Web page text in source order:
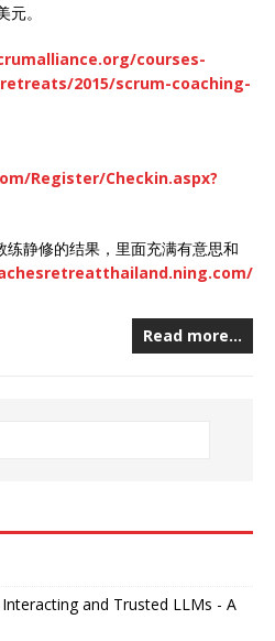
。
courses-
2015/scrum-coaching-
Register/Checkin.aspx?
静修的结果，里面充满有意思和
Read more…
and Trusted LLMs - A